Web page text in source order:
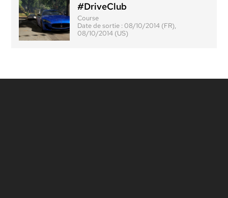
#DriveClub
Course
Date de sortie :08/10/2014 (FR),
08/10/2014 (US)